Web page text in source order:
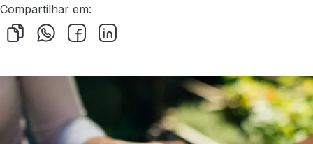
Compartilhar em: